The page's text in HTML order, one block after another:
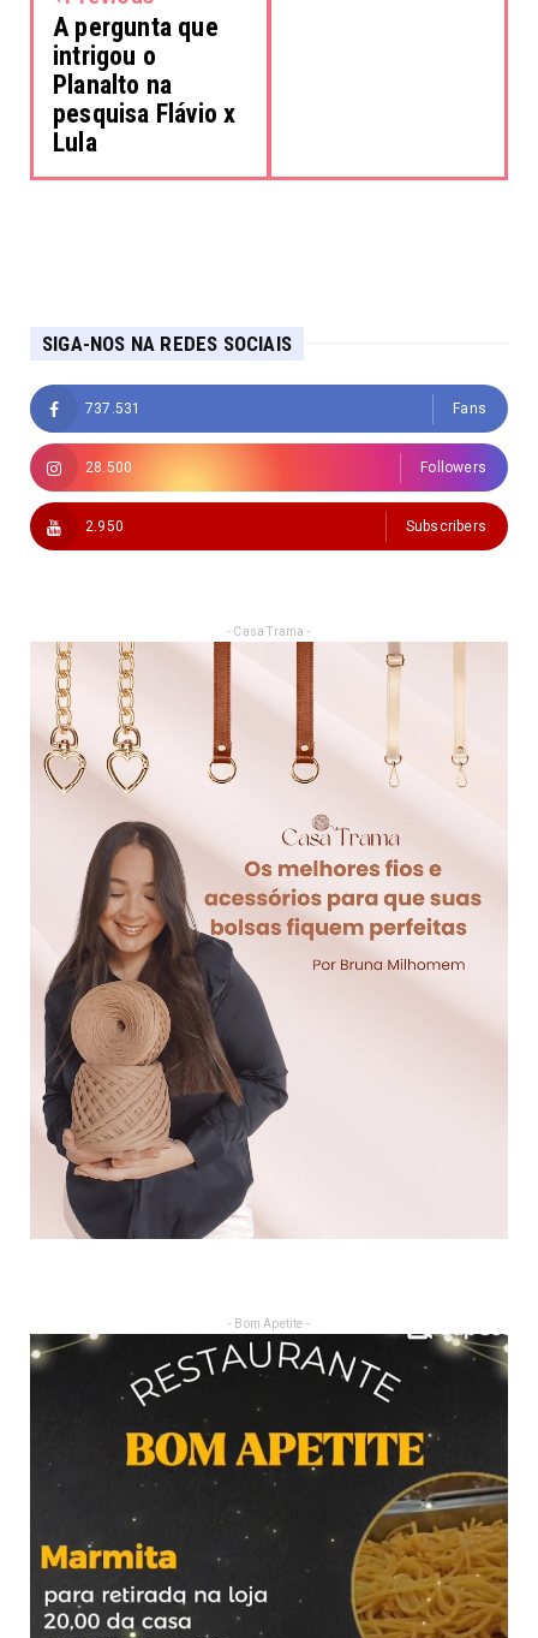
A pergunta que
intrigou o
Planalto na
pesquisa Flávio x
Lula
SIGA-NOS NA REDES SOCIAIS
737.531 Fans
28.500 Followers
2.950 Subscribers
- Casa Trama -
- Bom Apetite -